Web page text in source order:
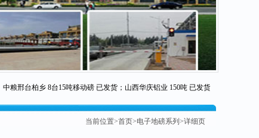
粮邢台柏乡 8台15吨移动磅 已发货；山西华庆铝业 150吨 已发货；邢台丰源造
当前位置>首页>电子地磅系列 >详细页